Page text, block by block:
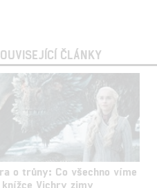
ČLÁNKY
o trůny: Co všechno víme
knížce Vichry zimy